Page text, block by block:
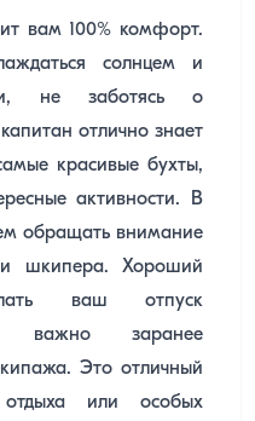
вам 100% комфорт.
солнцем и
не заботясь о
отлично знает
красивые бухты,
активности. В
обращать внимание
шкипера. Хороший
ваш отпуск
важно заранее
Это отличный
или особых